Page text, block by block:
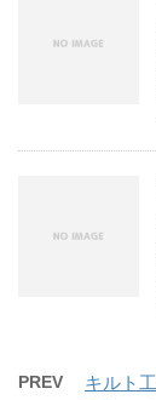
PREV キルト